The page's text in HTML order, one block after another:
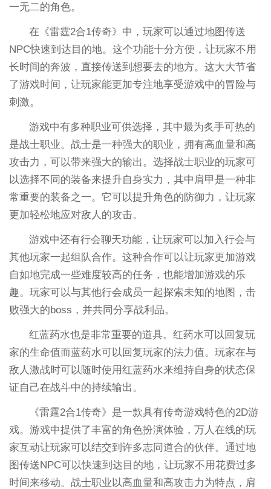
一无二的角色。
在《雷霆2合1传奇》中，玩家可以通过地图传送
NPC快速到达目的地。这个功能十分方便，让玩家不用
长时间的奔波，直接传送到想要去的地方。这大大节省
了游戏时间，让玩家能更加专注地享受游戏中的冒险与
刺激。
游戏中有多种职业可供选择，其中最为炙手可热的
是战士职业。战士是一种强大的职业，拥有高血量和高
攻击力，可以带来强大的输出。选择战士职业的玩家可
以选择不同的装备来提升自身实力，其中肩甲是一种非
常重要的装备之一。它可以提升角色的防御力，让玩家
更加轻松地应对敌人的攻击。
游戏中还有行会聊天功能，让玩家可以加入行会与
其他玩家一起组队合作。这种合作可以让玩家更加游戏
自如地完成一些难度较高的任务，也能增加游戏的乐
趣。玩家可以与其他行会成员一起探索未知的地图，击
败强大的boss，并共同分享战利品。
红蓝药水也是非常重要的道具。红药水可以回复玩
家的生命值而蓝药水可以回复玩家的法力值。玩家在与
敌人激战时可以随时使用红蓝药水来维持自身的状态保
证自己在战斗中的持续输出。
《雷霆2合1传奇》是一款具有传奇游戏特色的2D游
戏。游戏中提供了丰富的角色扮演体验，万人在线的玩
家互动让玩家可以结交到许多志同道合的伙伴。通过地
图传送NPC可以快速到达目的地，让玩家不用花费过多
时间来移动。战士职业以高血量和高攻击力为特点，肩